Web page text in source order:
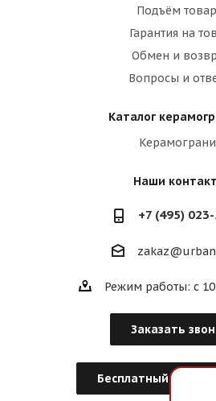
Подъём
Гарантия на
Обмен и
Вопросы и
Каталог
Наши
+7 (495)
Режим работы: с
Заказать
Бесплатный